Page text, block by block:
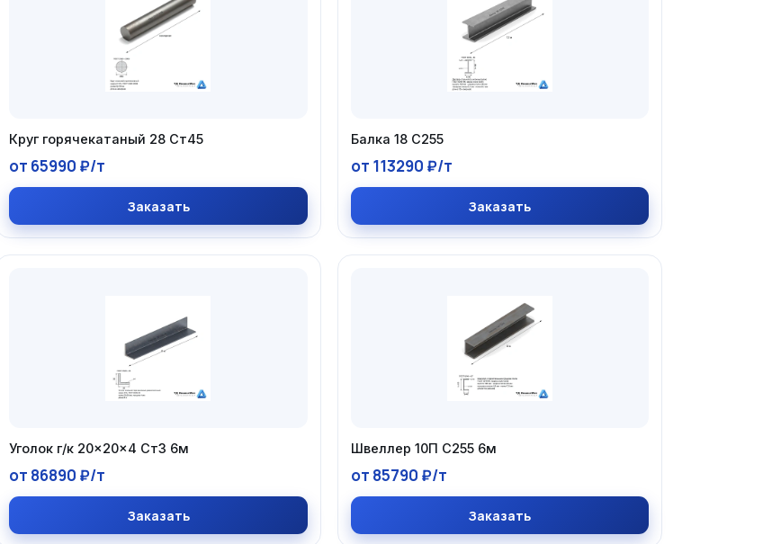
Круг горячекатаный 28 Ст45
от 65990 ₽/т
Заказать
Балка 18 С255
от 113290 ₽/т
Заказать
Уголок г/к 20×20×4 Ст3 6м
от 86890 ₽/т
Заказать
Швеллер 10П С255 6м
от 85790 ₽/т
Заказать